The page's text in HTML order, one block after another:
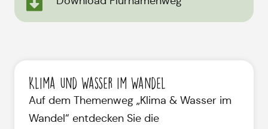
Klima und Wasser im Wandel
Auf dem Themenweg „Klima & Wasser im
Wandel“ entdecken Sie die